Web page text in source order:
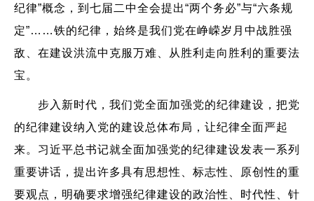
纪律”概念，到七届二中全会提出“两个务必”与“六条规
定”……铁的纪律，始终是我们党在峥嵘岁月中战胜强
敌、在建设洪流中克服万难、从胜利走向胜利的重要法
宝。
步入新时代，我们党全面加强党的纪律建设，把党
的纪律建设纳入党的建设总体布局，让纪律全面严起
来。习近平总书记就全面加强党的纪律建设发表一系列
重要讲话，提出许多具有思想性、标志性、原创性的重
要观点，明确要求增强纪律建设的政治性、时代性、针